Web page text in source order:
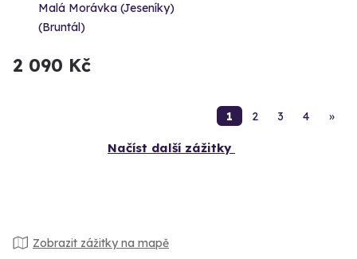
Malá Morávka (Jeseníky)
(Bruntál)
2 090 Kč
1 2 3 4 »
Načíst další zážitky
Zobrazit zážitky na mapě